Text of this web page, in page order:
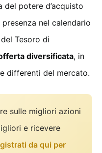
potere d’acquisto
nel calendario
Tesoro di
diversificata, in
differenti del mercato.
sulle migliori azioni
e ricevere
da qui per